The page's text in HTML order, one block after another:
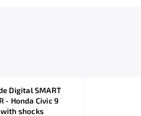
Digital SMART
- Honda Civic 9
with shocks